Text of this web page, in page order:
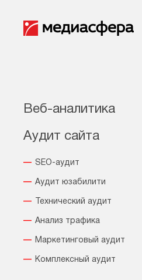
Веб-аналитика
Аудит сайта
SEO-аудит
Аудит юзабилити
Технический аудит
Анализ трафика
Маркетинговый аудит
Комплексный аудит